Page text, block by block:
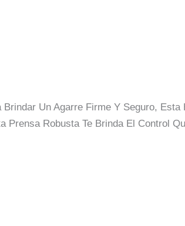
Un Agarre Firme Y Seguro,
Robusta Te Brinda El Control